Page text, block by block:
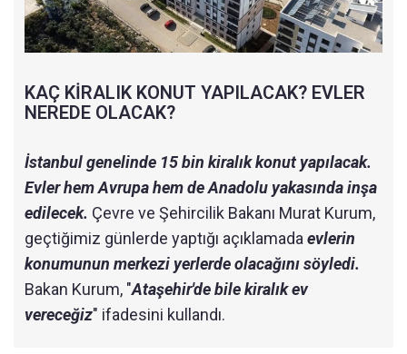
KAÇ KİRALIK KONUT YAPILACAK? EVLER
NEREDE OLACAK?
İstanbul genelinde 15 bin kiralık konut yapılacak.
Evler hem Avrupa hem de Anadolu yakasında inşa
edilecek. Çevre ve Şehircilik Bakanı Murat Kurum,
geçtiğimiz günlerde yaptığı açıklamada evlerin
konumunun merkezi yerlerde olacağını söyledi.
Bakan Kurum, "Ataşehir'de bile kiralık ev
vereceğiz" ifadesini kullandı.